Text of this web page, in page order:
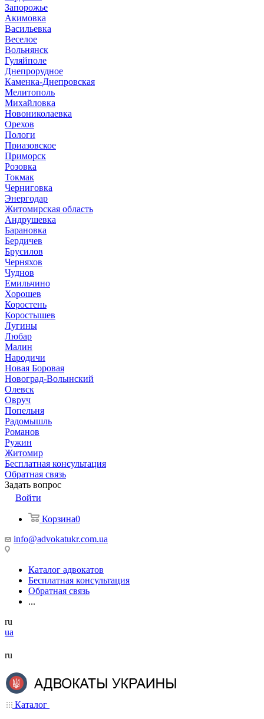
Запорожье
Акимовка
Васильевка
Веселое
Вольнянск
Гуляйполе
Днепрорудное
Каменка-Днепровская
Мелитополь
Михайловка
Новониколаевка
Орехов
Пологи
Приазовское
Приморск
Розовка
Токмак
Черниговка
Энергодар
Житомирская область
Андрушевка
Барановка
Бердичев
Брусилов
Черняхов
Чуднов
Емильчино
Хорошев
Коростень
Коростышев
Лугины
Любар
Малин
Народичи
Новая Боровая
Новоград-Волынский
Олевск
Овруч
Попельня
Радомышль
Романов
Ружин
Житомир
Бесплатная консультация
Обратная связь
Задать вопрос
Войти
Корзина0
info@advokatukr.com.ua
Каталог адвокатов
Бесплатная консультация
Обратная связь
...
ru
ua
ru
Каталог